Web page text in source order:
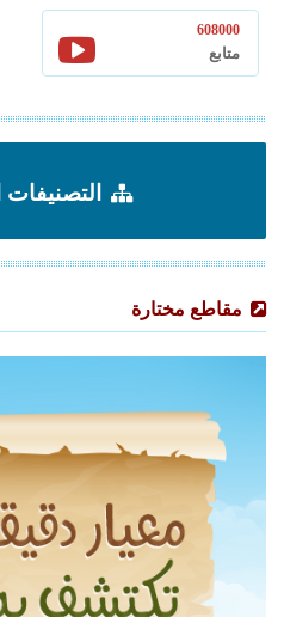
608000
متابع
مقاطع مختارة